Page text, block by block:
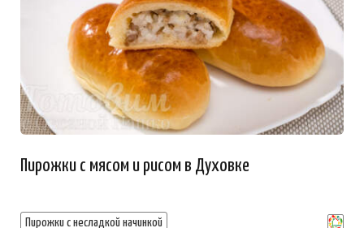
Пирожки с мясом и рисом в Духовке
Пирожки с несладкой начинкой